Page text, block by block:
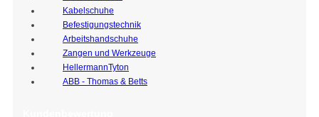
Kabelschuhe
Befestigungstechnik
Arbeitshandschuhe
Zangen und Werkzeuge
HellermannTyton
ABB - Thomas & Betts